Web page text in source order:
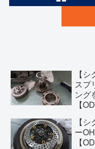
【
スプ
ング
【
【
ー
【